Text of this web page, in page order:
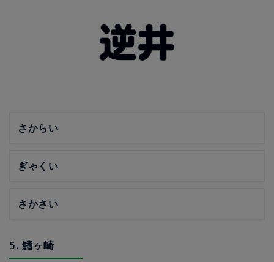
さからい
ぎゃくい
さかさい
5. 鰭ヶ崎